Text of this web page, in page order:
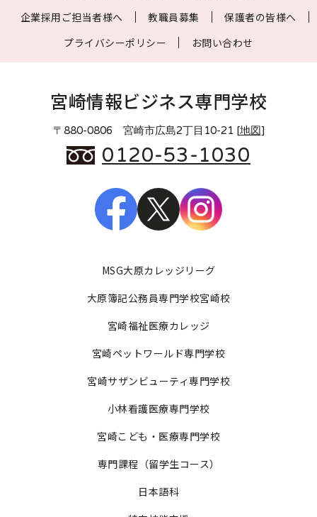
企業採用ご担当者様へ
教職員募集
保護者の皆様へ
プライバシーポリシー
お問い合わせ
宮崎情報ビジネス専門学校
〒880-0806 宮崎市広島2丁目10-21 [地図 ]
0120-53-1030
MSG大原カレッジリーグ
大原簿記公務員専門学校宮崎校
宮崎福祉医療カレッジ
宮崎ペットワールド専門学校
宮崎サザンビューティ専門学校
小林看護医療専門学校
宮崎こども・医療専門学校
専門課程（留学生コース）
日本語科